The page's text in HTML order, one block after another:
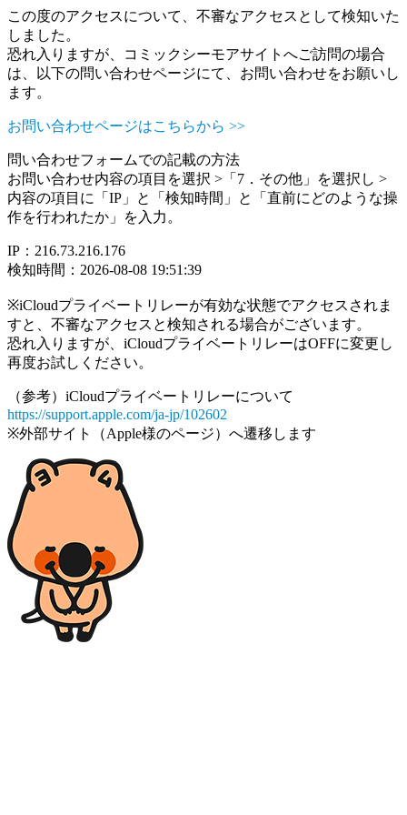
この度のアクセスについて、不審なアクセスとして検知いた
しました。
恐れ入りますが、コミックシーモアサイトへご訪問の場合
は、以下の問い合わせページにて、お問い合わせをお願いし
ます。
お問い合わせページはこちらから >>
問い合わせフォームでの記載の方法
お問い合わせ内容の項目を選択 >「7．その他」を選択し >
内容の項目に「IP」と「検知時間」と「直前にどのような操
作を行われたか」を入力。
IP：216.73.216.176
検知時間：2026-08-08 19:51:39
※iCloudプライベートリレーが有効な状態でアクセスされま
すと、不審なアクセスと検知される場合がございます。
恐れ入りますが、iCloudプライベートリレーはOFFに変更し
再度お試しください。
（参考）iCloudプライベートリレーについて
https://support.apple.com/ja-jp/102602
※外部サイト（Apple様のページ）へ遷移します